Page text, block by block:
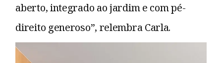
aberto, integrado ao jardim e com pé-
direito generoso”, relembra Carla.